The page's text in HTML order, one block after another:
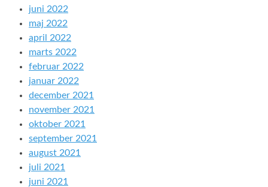
juni 2022
maj 2022
april 2022
marts 2022
februar 2022
januar 2022
december 2021
november 2021
oktober 2021
september 2021
august 2021
juli 2021
juni 2021